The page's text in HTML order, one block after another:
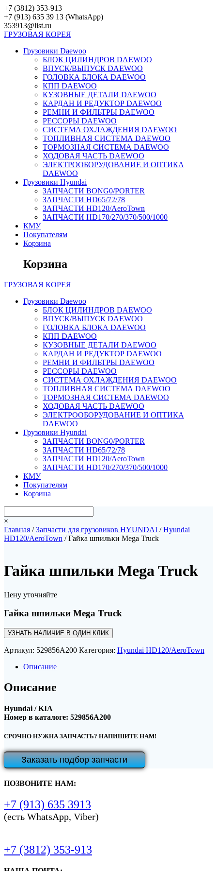
Перейти
к
контенту
+7 (3812) 353-913
+7 (913) 635 39 13 (WhatsApp)
353913@list.ru
ГРУЗОВАЯ КОРЕЯ
Грузовики Daewoo
БЛОК ЦИЛИНДРОВ DAEWOO
ВПУСК/ВЫПУСК DAEWOO
ГОЛОВКА БЛОКА DAEWOO
КПП DAEWOO
КУЗОВНЫЕ ДЕТАЛИ DAEWOO
КАРДАН И РЕДУКТОР DAEWOO
РЕМНИ И ФИЛЬТРЫ DAEWOO
РЕССОРЫ DAEWOO
СИСТЕМА ОХЛАЖДЕНИЯ DAEWOO
ТОПЛИВНАЯ СИСТЕМА DAEWOO
ТОРМОЗНАЯ СИСТЕМА DAEWOO
ХОДОВАЯ ЧАСТЬ DAEWOO
ЭЛЕКТРООБОРУДОВАНИЕ И ОПТИКА
DAEWOO
Грузовики Hyundai
ЗАПЧАСТИ BONG0/PORTER
ЗАПЧАСТИ HD65/72/78
ЗАПЧАСТИ HD120/AeroTown
ЗАПЧАСТИ HD170/270/370/500/1000
КМУ
Покупателям
Корзина
Корзина
ГРУЗОВАЯ КОРЕЯ
Грузовики Daewoo
БЛОК ЦИЛИНДРОВ DAEWOO
ВПУСК/ВЫПУСК DAEWOO
ГОЛОВКА БЛОКА DAEWOO
КПП DAEWOO
КУЗОВНЫЕ ДЕТАЛИ DAEWOO
КАРДАН И РЕДУКТОР DAEWOO
РЕМНИ И ФИЛЬТРЫ DAEWOO
РЕССОРЫ DAEWOO
СИСТЕМА ОХЛАЖДЕНИЯ DAEWOO
ТОПЛИВНАЯ СИСТЕМА DAEWOO
ТОРМОЗНАЯ СИСТЕМА DAEWOO
ХОДОВАЯ ЧАСТЬ DAEWOO
ЭЛЕКТРООБОРУДОВАНИЕ И ОПТИКА
DAEWOO
Грузовики Hyundai
ЗАПЧАСТИ BONG0/PORTER
ЗАПЧАСТИ HD65/72/78
ЗАПЧАСТИ HD120/AeroTown
ЗАПЧАСТИ HD170/270/370/500/1000
КМУ
Покупателям
Корзина
×
Главная /Запчасти для грузовиков HYUNDAI /Hyundai
HD120/AeroTown / Гайка шпильки Mega Truck
Гайка шпильки Mega Truck
Цену уточняйте
Гайка шпильки Mega Truck
УЗНАТЬ НАЛИЧИЕ В ОДИН КЛИК
Артикул: 529856A200 Категория: Hyundai HD120/AeroTown
Описание
Описание
Hyundai / KIA
Номер в каталоге: 529856A200
СРОЧНО НУЖНА ЗАПЧАСТЬ? НАПИШИТЕ НАМ!
Заказать подбор запчасти
ПОЗВОНИТЕ НАМ:
+7 (913) 635 3913
(есть WhatsApp, Viber)
+7 (3812) 353-913